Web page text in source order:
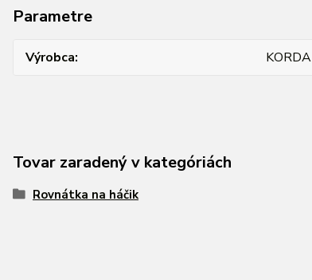
Parametre
Výrobca KORDA
Tovar zaradený v kategóriách
Rovnátka na háčik